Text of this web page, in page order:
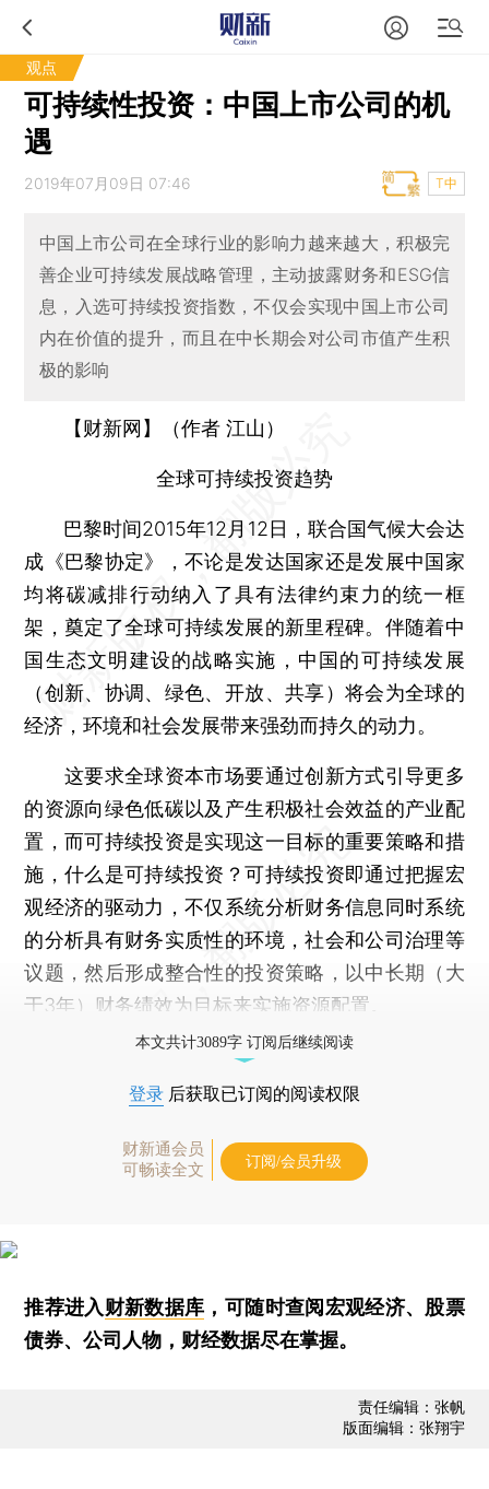
观点
可持续性投资：中国上市公司的机
遇
2019年07月09日 07:46 T中
中国上市公司在全球行业的影响力越来越大，积极完
善企业可持续发展战略管理，主动披露财务和ESG信
息，入选可持续投资指数，不仅会实现中国上市公司
内在价值的提升，而且在中长期会对公司市值产生积
极的影响
【财新网】（作者 江山）
全球可持续投资趋势
巴黎时间2015年12月12日，联合国气候大会达
成《巴黎协定》，不论是发达国家还是发展中国家
均将碳减排行动纳入了具有法律约束力的统一框
架，奠定了全球可持续发展的新里程碑。伴随着中
国生态文明建设的战略实施，中国的可持续发展
（创新、协调、绿色、开放、共享）将会为全球的
经济，环境和社会发展带来强劲而持久的动力。
这要求全球资本市场要通过创新方式引导更多
的资源向绿色低碳以及产生积极社会效益的产业配
置，而可持续投资是实现这一目标的重要策略和措
施，什么是可持续投资？可持续投资即通过把握宏
观经济的驱动力，不仅系统分析财务信息同时系统
的分析具有财务实质性的环境，社会和公司治理等
议题，然后形成整合性的投资策略，以中长期（大
于3年）财务绩效为目标来实施资源配置。
本文共计3089字 订阅后继续阅读
登录 后获取已订阅的阅读权限
财新通会员
可畅读全文
订阅/会员升级
推荐进入财新数据库 ，可随时查阅宏观经济、股票
债券、公司人物，财经数据尽在掌握。
责任编辑：张帆
版面编辑：张翔宇